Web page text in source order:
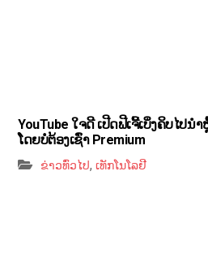
YouTube ໃຈດີ ເປີດຟີເຈີ້ເບິ່ງຄິບໄປ
ໂດຍບໍ່ຕ້ອງເຊົ່າ Premium
ຂ່າວທົ່ວໄປ,ເທັກໂນໂລຢີ